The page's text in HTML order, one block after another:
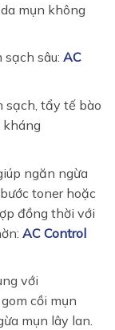
mụn không
sâu: AC
sạch, tẩy tế bào
kháng
ngăn ngừa
toner hoặc
đồng thời với
AC Control
với
cồi mụn
mụn lây lan.